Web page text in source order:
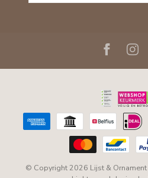
© Copyright 2026 Lijst & Ornament